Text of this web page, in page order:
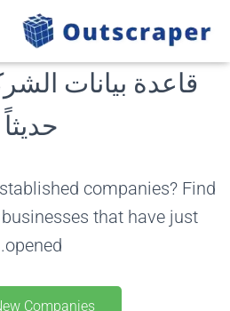
قاعدة بيانات
حديثاً
companies? Find
that have just
opened.
Companies